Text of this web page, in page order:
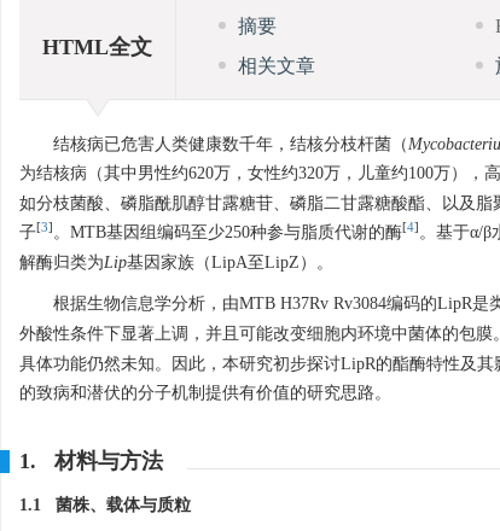
HTML全文
摘要
相关文章
结核病已危害人类健康数千年，结核分枝杆菌（
为结核病（其中男性约620万，女性约320万，儿童约100万），
如分枝菌酸、磷脂酰肌醇甘露糖苷、磷脂二甘露糖酸酯、以及
子[3] 。MTB基因组编码至少250种参与脂质代谢的酶[4] 。基于α/β
解酶归类为Lip基因家族（LipA至LipZ）。
根据生物信息学分析，由MTB H37Rv Rv3084编码的LipR
外酸性条件下显著上调，并且可能改变细胞内环境中菌体的包膜
具体功能仍然未知。因此，本研究初步探讨LipR的酯酶特性及
的致病和潜伏的分子机制提供有价值的研究思路。
1. 材料与方法
1.1 菌株、载体与质粒